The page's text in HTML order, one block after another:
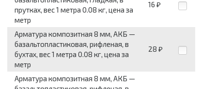
прутках, вес 1 метра 0.08 кг, цена за
метр
16 ₽
Арматура композитная 8 мм, АКБ —
базальтопластиковая, рифленая, в
бухтах, вес 1 метра 0.08 кг, цена за
метр
28 ₽
Арматура композитная 8 мм, АКБ —